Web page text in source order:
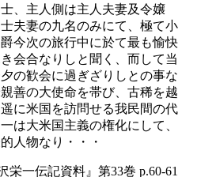
、主人側は主人夫妻及令嬢
夫妻の九名のみにて、極て小
今次の旅行中に於て最も愉快
会合なりしと聞く、而して当
の歓会に過ぎざりしとの事な
善の大使命を帯び、古稀を越
に米国を訪問せる我民間の代
は大米国主義の権化にして、
人物なり・・・
栄一伝記資料』第33巻 p.60-61